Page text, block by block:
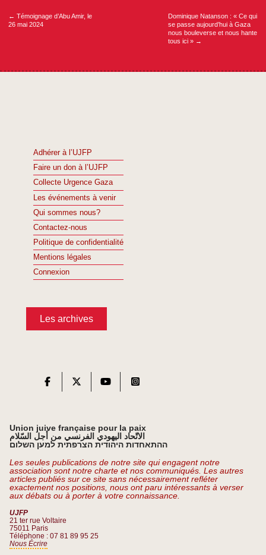
← Témoignage d’Abu Amir, le
26 mai 2024
Dominique Natanson : « Ce qui
se passe aujourd’hui à Gaza
nous bouleverse et nous hante
tous ici » →
Adhérer à l’UJFP
Faire un don à l’UJFP
Collecte Urgence Gaza
Les événements à venir
Qui sommes nous?
Contactez-nous
Politique de confidentialité
Mentions légales
Connexion
Les archives
Union juive française pour la paix
الاتّحاد اليهودي الفرنسي من أجل السّلام
ההתאחדות היהודית הצרפתית למען השלום
Les seules publications de notre site qui engagent notre
association sont notre charte et nos communiqués. Les autres
articles publiés sur ce site sans nécessairement refléter
exactement nos positions, nous ont paru intéressants à verser
aux débats ou à porter à votre connaissance.
UJFP
21 ter rue Voltaire
75011 Paris
Téléphone : 07 81 89 95 25
Nous Écrire